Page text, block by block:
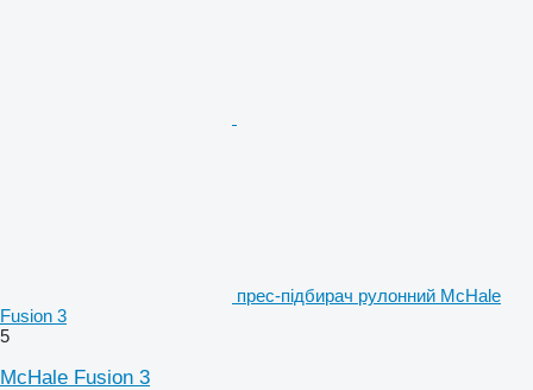
прес-підбирач рулонний McHale
Fusion 3
5
McHale Fusion 3